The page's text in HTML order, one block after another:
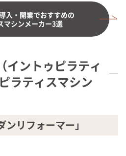
入・開業でおすすめの
マシンメーカー3選
ントゥピラティ
ラティスマシン
ンリフォーマー」